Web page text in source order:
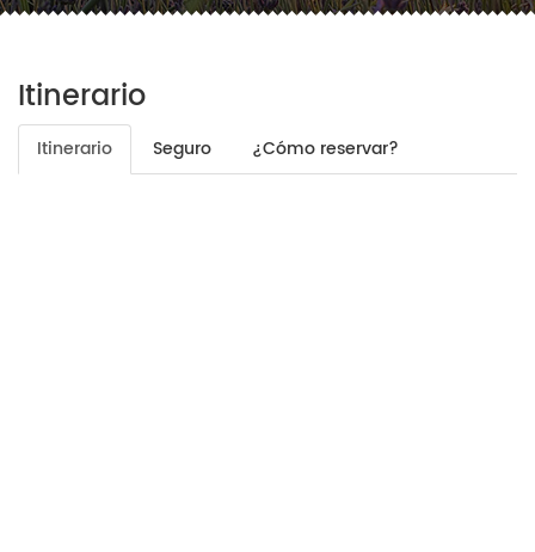
Itinerario
Itinerario Seguro ¿Cómo reservar?